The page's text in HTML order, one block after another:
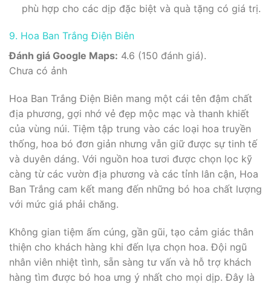
phù hợp cho các dịp đặc biệt và quà tặng có giá trị.
9. Hoa Ban Trắng Điện Biên
Đánh giá Google Maps: 4.6 (150 đánh giá).
Chưa có ảnh
Hoa Ban Trắng Điện Biên mang một cái tên đậm chất
địa phương, gợi nhớ vẻ đẹp mộc mạc và thanh khiết
của vùng núi. Tiệm tập trung vào các loại hoa truyền
thống, hoa bó đơn giản nhưng vẫn giữ được sự tinh tế
và duyên dáng. Với nguồn hoa tươi được chọn lọc kỹ
càng từ các vườn địa phương và các tỉnh lân cận, Hoa
Ban Trắng cam kết mang đến những bó hoa chất lượng
với mức giá phải chăng.
Không gian tiệm ấm cúng, gần gũi, tạo cảm giác thân
thiện cho khách hàng khi đến lựa chọn hoa. Đội ngũ
nhân viên nhiệt tình, sẵn sàng tư vấn và hỗ trợ khách
hàng tìm được bó hoa ưng ý nhất cho mọi dịp. Đây là